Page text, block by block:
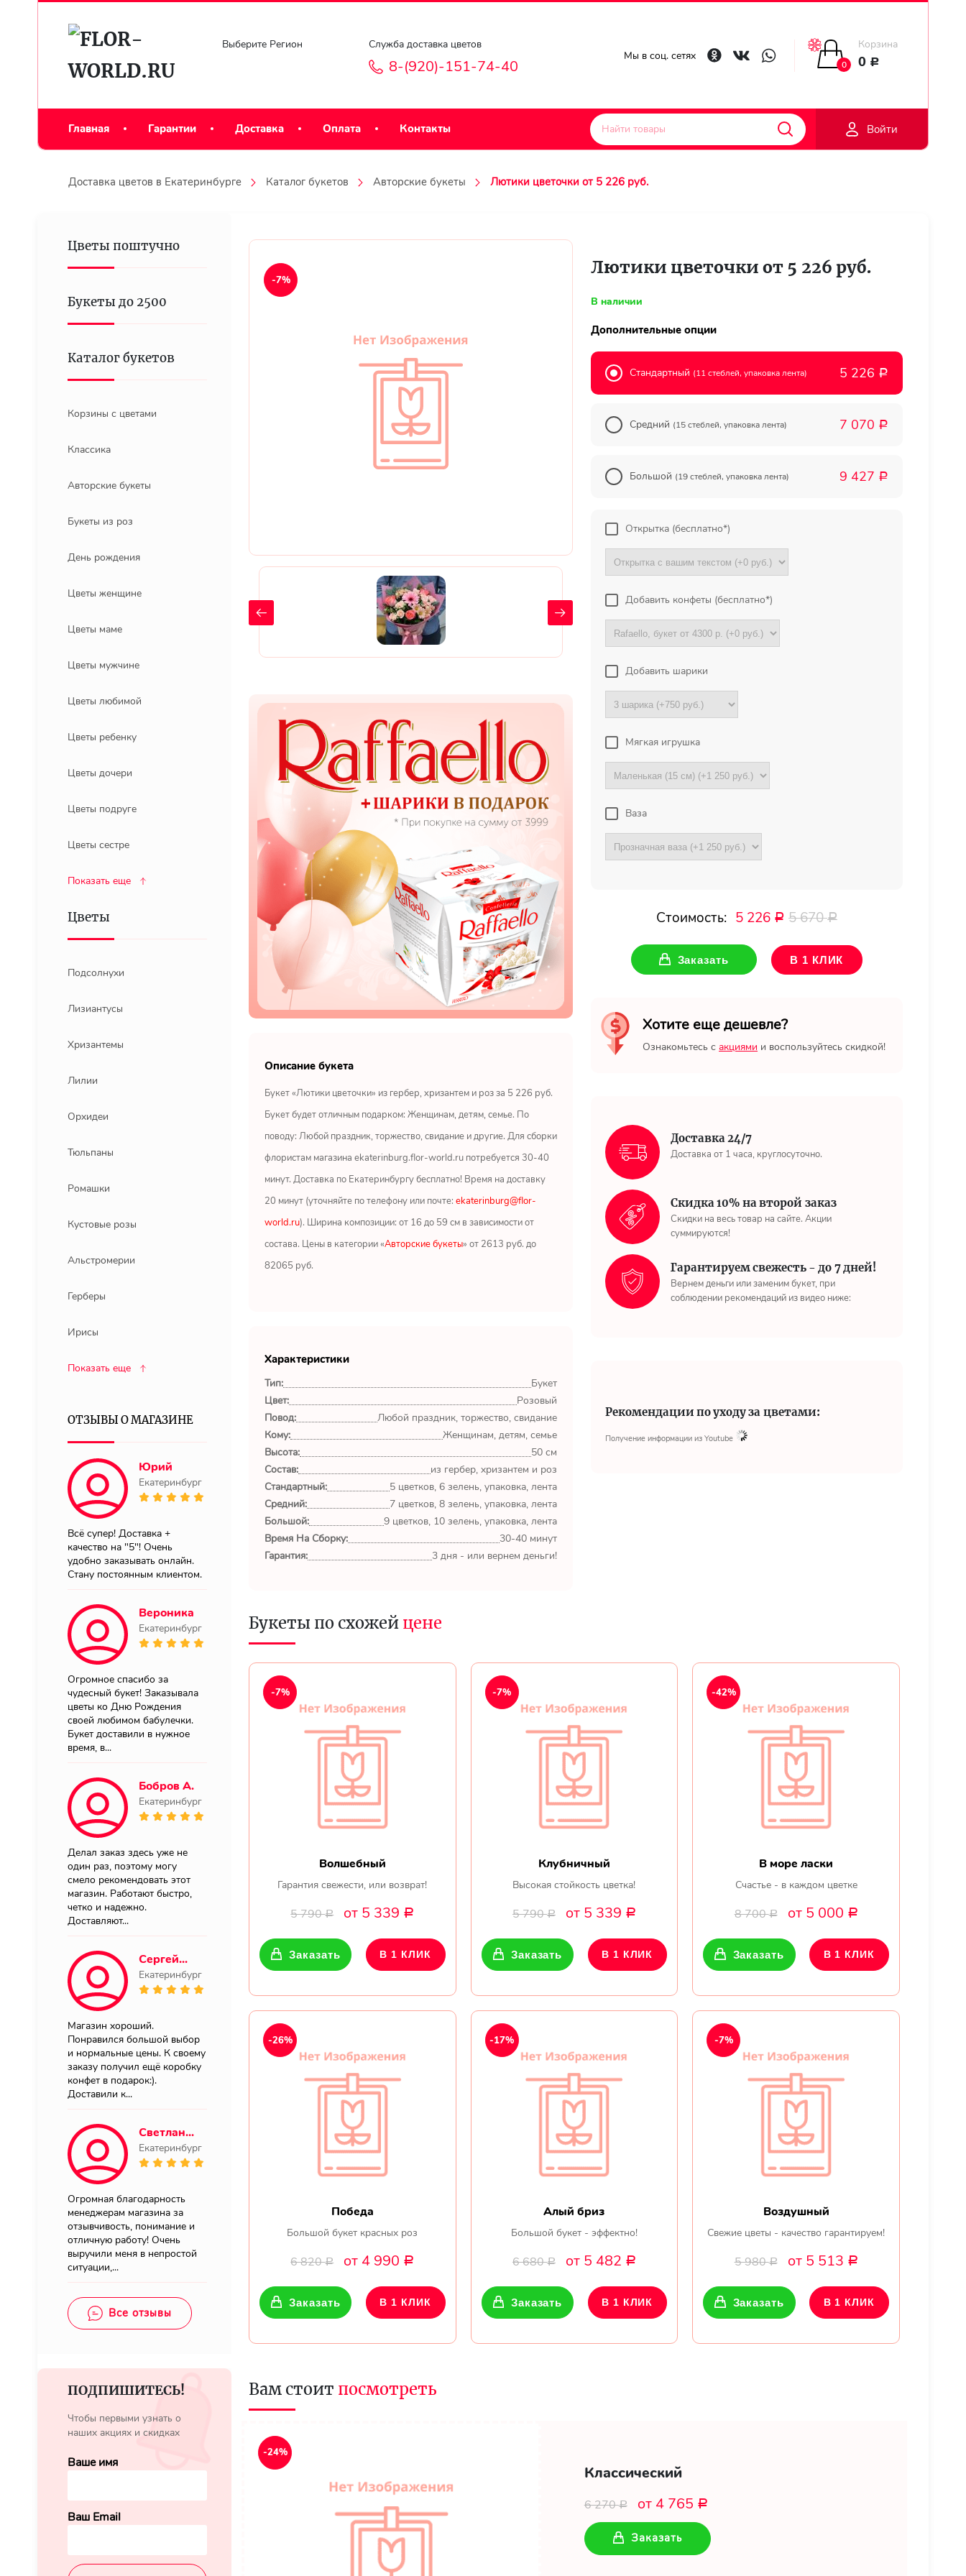
Доставка
Выберите Регион Служба доставка цветов
8-(920)-151-74-40
Мы в соц. сетях
0
Корзина
0 Р
Главная Гарантии Доставка Оплата Контакты Войти
Доставка цветов в Екатеринбурге Каталог букетов Авторские букеты Лютики цветочки от 5 226 руб.
Цветы поштучно
Букеты до 2500
Каталог букетов
Корзины с цветами
Классика
Авторские букеты
Букеты из роз
День рождения
Цветы женщине
Цветы маме
Цветы мужчине
Цветы любимой
Цветы ребенку
Цветы дочери
Цветы подруге
Цветы сестре
Показать еще
Цветы
Подсолнухи
Лизиантусы
Хризантемы
Лилии
Орхидеи
Тюльпаны
Ромашки
Кустовые розы
Альстромерии
Герберы
Ирисы
Показать еще
ОТЗЫВЫ О МАГАЗИНЕ
Юрий
Екатеринбург
Всё супер! Доставка +
качество на "5"! Очень
удобно заказывать онлайн.
Стану постоянным клиентом.
Вероника
Екатеринбург
Огромное спасибо за
чудесный букет! Заказывала
цветы ко Дню Рождения
своей любимом бабулечки.
Букет доставили в нужное
время, в...
Бобров А.
Екатеринбург
Делал заказ здесь уже не
один раз, поэтому могу
смело рекомендовать этот
магазин. Работают быстро,
четко и надежно.
Доставляют...
Сергей...
Екатеринбург
Магазин хороший.
Понравился большой выбор
и нормальные цены. К своему
заказу получил ещё коробку
конфет в подарок:).
Доставили к...
Светлан...
Екатеринбург
Огромная благодарность
менеджерам магазина за
отзывчивость, понимание и
отличную работу! Очень
выручили меня в непростой
ситуации,...
Все отзывы
ПОДПИШИТЕСЬ!
Чтобы первыми узнать о
наших акциях и скидках
Ваше имя
Ваш Email
-7%
Описание букета
Букет «Лютики цветочки» из гербер, хризантем и роз за 5 226 руб.
Букет будет отличным подарком: Женщинам, детям, семье. По
поводу: Любой праздник, торжество, свидание и другие. Для сборки
флористам магазина ekaterinburg.flor-world.ru потребуется 30-40
минут. Доставка по Екатеринбургу бесплатно! Время на доставку
20 минут (уточняйте по телефону или почте: ekaterinburg@flor-
world.ru). Ширина композиции: от 16 до 59 см в зависимости от
состава. Цены в категории «Авторские букеты» от 2613 руб. до
82065 руб.
Характеристики
Тип:
Букет
Цвет:
Розовый
Повод:
Любой праздник, торжество, свидание
Кому:
Женщинам, детям, семье
Высота:
50 см
Состав:
из гербер, хризантем и роз
Стандартный:
5 цветков, 6 зелень, упаковка, лента
Средний:
7 цветков, 8 зелень, упаковка, лента
Большой:
9 цветков, 10 зелень, упаковка, лента
Время На Сборку:
30-40 минут
Гарантия:
3 дня - или вернем деньги!
Лютики цветочки от 5 226 руб.
В наличии
Дополнительные опции
Стандартный (11 стеблей, упаковка лента) 5 226 Р
Средний (15 стеблей, упаковка лента) 7 070 Р
Большой (19 стеблей, упаковка лента) 9 427 Р
Открытка (бесплатно*)
Добавить конфеты (бесплатно*)
Добавить шарики
Мягкая игрушка
Ваза
Стоимость: 5 226 Р 5 670Р
Заказать В 1 КЛИК
Хотите еще дешевле?
Ознакомьтесь сакциями и воспользуйтесь скидкой!
Доставка 24/7
Доставка от 1 часа, круглосуточно.
Скидка 10% на второй заказ
Скидки на весь товар на сайте. Акции
суммируются!
Гарантируем свежесть - до 7 дней!
Вернем деньги или заменим букет, при
соблюдении рекомендаций из видео ниже:
Рекомендации по уходу за цветами:
Получение информации из Youtube
Букеты по схожей цене
Волшебный
Гарантия свежести, или возврат!
5 790Р от 5 339 Р
-7%
Заказать В 1 КЛИК
Клубничный
Высокая стойкость цветка!
5 790Р от 5 339 Р
-7%
Заказать В 1 КЛИК
В море ласки
Счастье - в каждом цветке
8 700Р от 5 000 Р
-42%
Заказать В 1 КЛИК
Победа
Большой букет красных роз
6 820Р от 4 990 Р
-26%
Заказать В 1 КЛИК
Алый бриз
Большой букет - эффектно!
6 680Р от 5 482 Р
-17%
Заказать В 1 КЛИК
Воздушный
Свежие цветы - качество гарантируем!
5 980Р от 5 513 Р
-7%
Заказать В 1 КЛИК
Вам стоит посмотреть
-24%
Классический
6 270Р от 4 765 Р
Заказать